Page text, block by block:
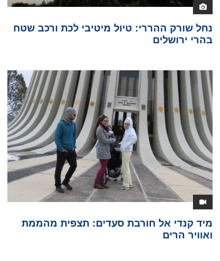
נחל שורק ההררי: טיול מיטיבי לכת ורכב שטח
בהרי ירושלים
מיד קנדי אל חורבת סעדים: תצפית מהממת
ואוויר הרים